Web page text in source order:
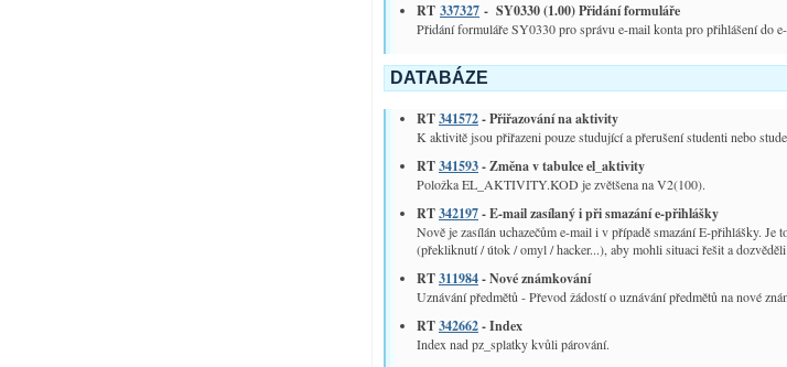
RT 337327 - SY0330 (1.00) Přidání formuláře
Přidání formuláře SY0330 pro správu e-mail konta pro přihlášení do
DATABÁZE
RT341572- Přiřazování na aktivity
K aktivitě jsou přiřazeni pouze studující a přerušení studenti nebo
RT341593- Změna v tabulce el_aktivity
Položka EL_AKTIVITY.KOD je zvětšena na V2(100).
RT342197- E-mail zasílaný i při smazání e-přihlášky
Nově je zasílán uchazečům e-mail i v případě smazání E-přihlášky.
(překliknutí / útok / omyl / hacker...), aby mohli situaci řešit a
RT311984- Nové známkování
Uznávání předmětů - Převod žádostí o uznávání předmětů na nové
RT342662- Index
Index nad pz_splatky kvůli párování.